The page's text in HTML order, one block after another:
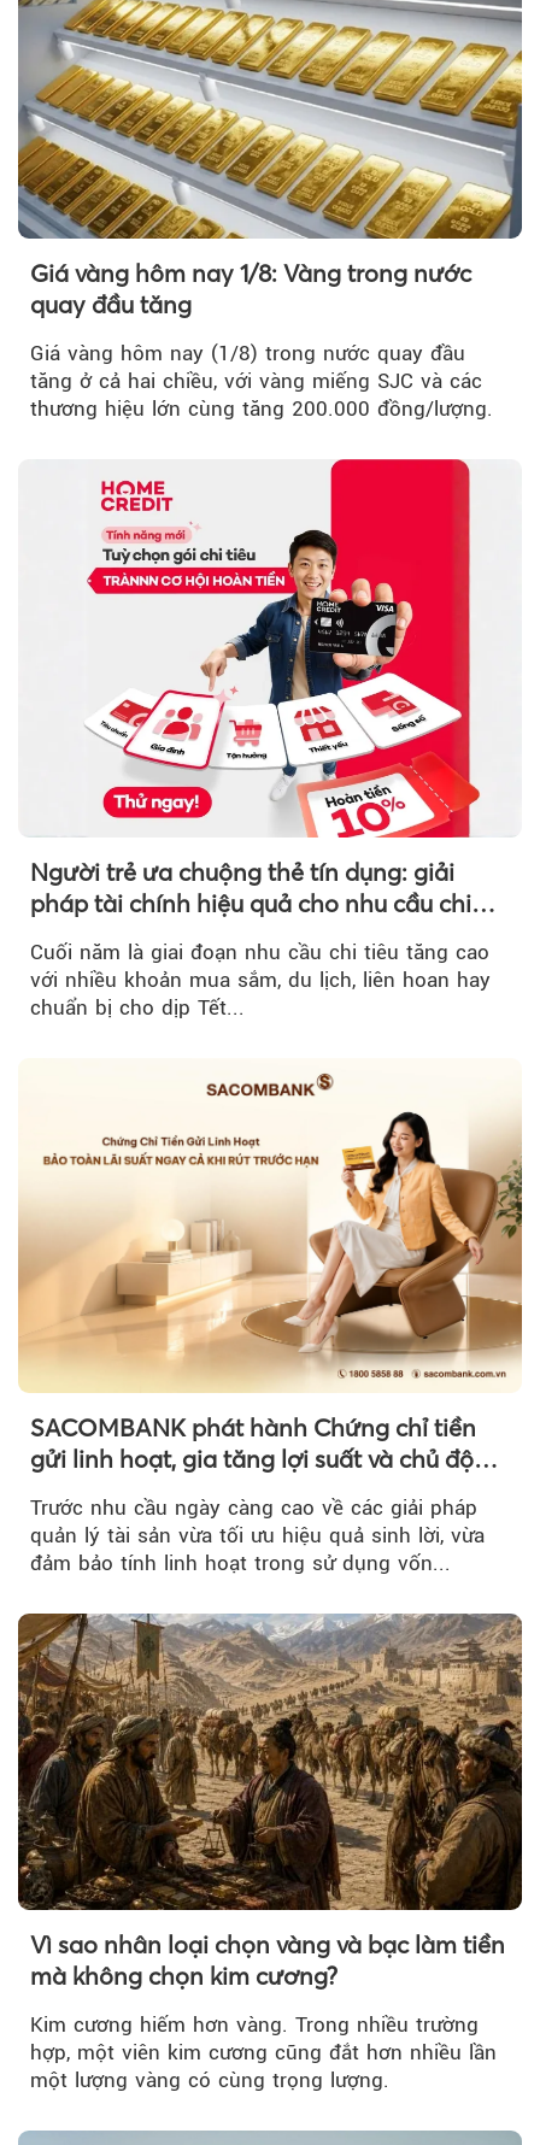
Giá vàng hôm nay 1/8: Vàng trong nước
quay đầu tăng
Giá vàng hôm nay (1/8) trong nước quay đầu
tăng ở cả hai chiều, với vàng miếng SJC và các
thương hiệu lớn cùng tăng 200.000 đồng/lượng.
Người trẻ ưa chuộng thẻ tín dụng: giải
pháp tài chính hiệu quả cho nhu cầu chi
Cuối năm là giai đoạn nhu cầu chi tiêu tăng cao
với nhiều khoản mua sắm, du lịch, liên hoan hay
chuẩn bị cho dịp Tết...
SACOMBANK phát hành Chứng chỉ tiền
gửi linh hoạt, gia tăng lợi suất và chủ động
nguồn vốn cho khách hàng
Trước nhu cầu ngày càng cao về các giải pháp
quản lý tài sản vừa tối ưu hiệu quả sinh lời, vừa
đảm bảo tính linh hoạt trong sử dụng vốn...
Vì sao nhân loại chọn vàng và bạc làm tiền
mà không chọn kim cương?
Kim cương hiếm hơn vàng. Trong nhiều trường
hợp, một viên kim cương cũng đắt hơn nhiều lần
một lượng vàng có cùng trọng lượng.